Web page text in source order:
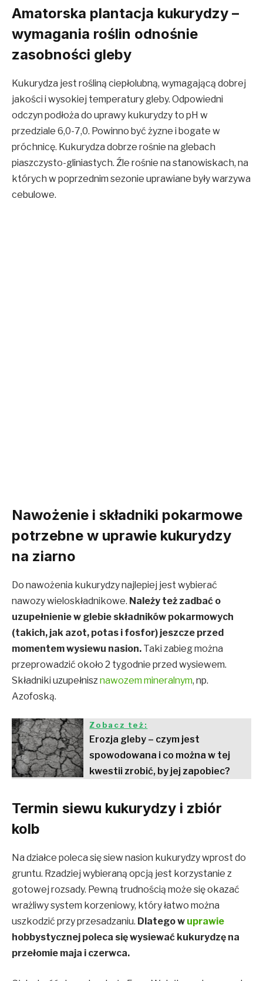
Amatorska plantacja kukurydzy –
wymagania roślin odnośnie
zasobności gleby
Kukurydza jest rośliną ciepłolubną, wymagającą dobrej
jakości i wysokiej temperatury gleby. Odpowiedni
odczyn podłoża do uprawy kukurydzy to pH w
przedziale 6,0-7,0. Powinno być żyzne i bogate w
próchnicę. Kukurydza dobrze rośnie na glebach
piaszczysto-gliniastych. Źle rośnie na stanowiskach, na
których w poprzednim sezonie uprawiane były warzywa
cebulowe.
Nawożenie i składniki pokarmowe
potrzebne w uprawie kukurydzy
na ziarno
Do nawożenia kukurydzy najlepiej jest wybierać
nawozy wieloskładnikowe. Należy też zadbać o
uzupełnienie w glebie składników pokarmowych
(takich, jak azot, potas i fosfor) jeszcze przed
momentem wysiewu nasion. Taki zabieg można
przeprowadzić około 2 tygodnie przed wysiewem.
Składniki uzupełnisz nawozem mineralnym, np.
Azofoską.
Zobacz też:
Erozja gleby – czym jest
spowodowana i co można w tej
kwestii zrobić, by jej zapobiec?
Termin siewu kukurydzy i zbiór
kolb
Na działce poleca się siew nasion kukurydzy wprost do
gruntu. Rzadziej wybieraną opcją jest korzystanie z
gotowej rozsady. Pewną trudnością może się okazać
wrażliwy system korzeniowy, który łatwo można
uszkodzić przy przesadzaniu. Dlatego w uprawie
hobbystycznej poleca się wysiewać kukurydzę na
przełomie maja i czerwca.